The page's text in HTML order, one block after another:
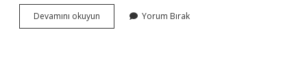
Devamını okuyun
Arapça
Yorum Bırak